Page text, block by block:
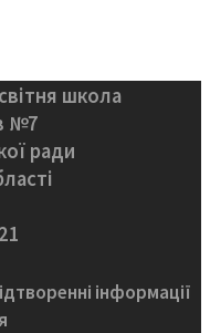
школа
№7
ради
інформації